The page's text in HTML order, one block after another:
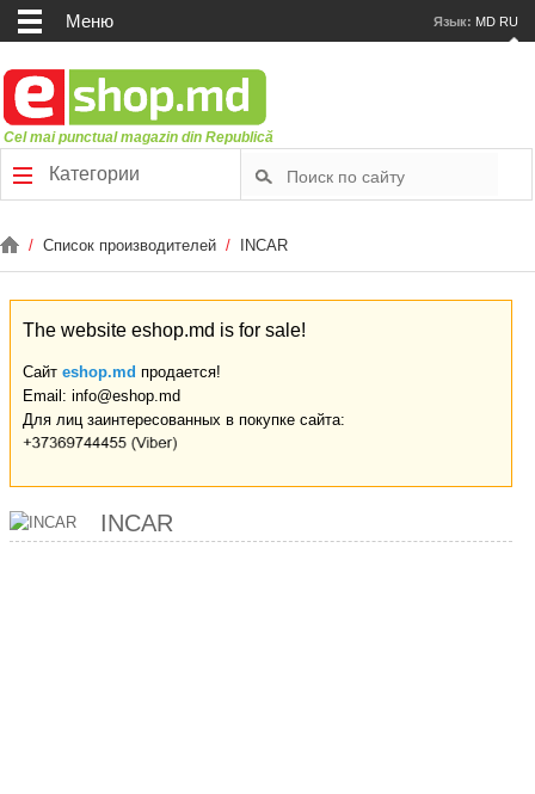
Меню Язык: MD RU
Cel mai punctual magazin din Republică
Категории
/ Список производителей / INCAR
The website eshop.md is for sale!
Сайт eshop.md продается!
Email: info@eshop.md
Для лиц заинтересованных в покупке сайта:
INCAR